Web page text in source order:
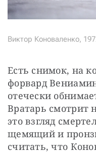
Виктор Коноваленко,
Есть снимок, на
форвард
отечески
Вратарь смотрит
это взгляд
щемящий и
считать, что